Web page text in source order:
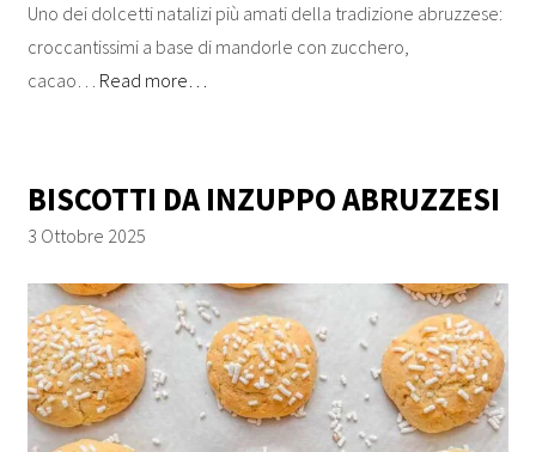
Uno dei dolcetti natalizi più amati della tradizione abruzzese:
croccantissimi a base di mandorle con zucchero,
cacao… Read more…
BISCOTTI DA INZUPPO ABRUZZESI
3 Ottobre 2025